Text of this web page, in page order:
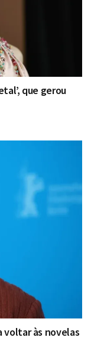
que gerou
voltar às novelas